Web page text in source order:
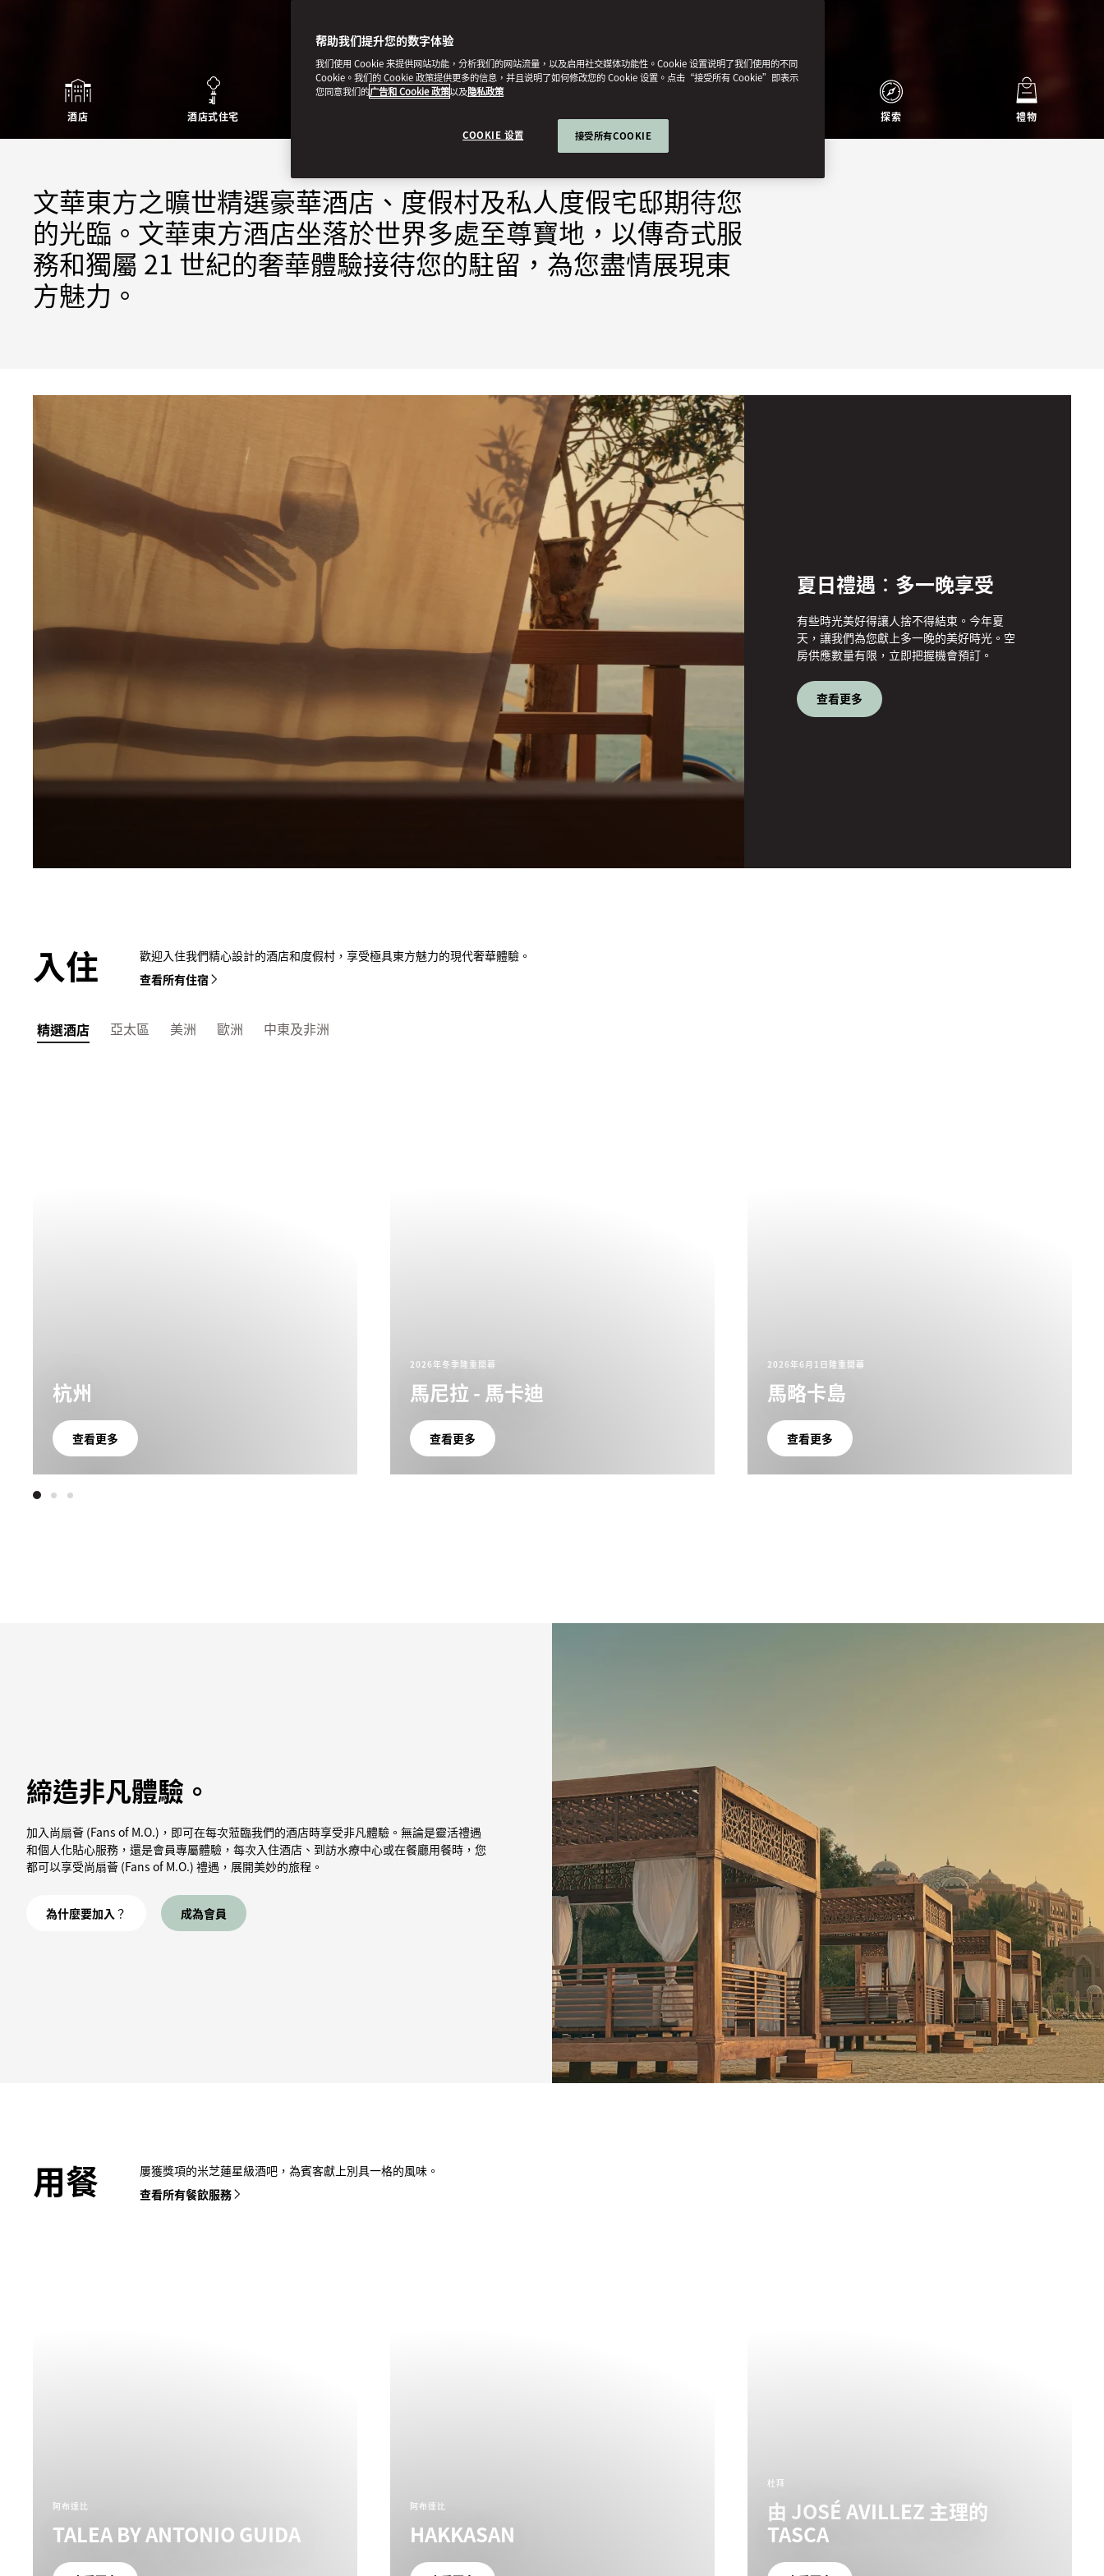
酒店 酒店式住宅 養生 探索 禮物
文華東方之曠世精選豪華酒店、度假村及私人度假宅邸期待您
的光臨。文華東方酒店坐落於世界多處至尊寶地，以傳奇式服
務和獨屬 21 世紀的奢華體驗接待您的駐留，為您盡情展現東
方魅力。
夏日禮遇：多一晚享受
有些時光美好得讓人捨不得結束。今年夏
天，讓我們為您獻上多一晚的美好時光。空
房供應數量有限，立即把握機會預訂。
查看更多
入住
歡迎入住我們精心設計的酒店和度假村，享受極具東方魅力的現代奢華體驗。
查看所有住宿
精選酒店 亞太區 美洲 歐洲 中東及非洲
杭州
查看更多
2026年冬季隆重開幕
馬尼拉 - 馬卡迪
查看更多
2026年6月1日隆重開幕
馬略卡島
查看更多
締造非凡體驗。
加入尚扇薈 (Fans of M.O.)，即可在每次蒞臨我們的酒店時享受非凡體驗。無論是靈活禮遇
和個人化貼心服務，還是會員專屬體驗，每次入住酒店、到訪水療中心或在餐廳用餐時，您
都可以享受尚扇薈 (Fans of M.O.) 禮遇，展開美妙的旅程。
為什麼要加入？ 成為會員
用餐
屢獲獎項的米芝蓮星級酒吧，為賓客獻上別具一格的風味。
查看所有餐飲服務
阿布達比
TALEA BY ANTONIO GUIDA
阿布達比
HAKKASAN
杜拜
由 JOSÉ AVILLEZ 主理的
TASCA
帮助我们提升您的数字体验
我们使用 Cookie 来提供网站功能，分析我们的网站流量，以及启用社交媒体功能性。Cookie 设置说明了我们使用的不同
Cookie。我们的 Cookie 政策提供更多的信息，并且说明了如何修改您的 Cookie 设置。点击“接受所有 Cookie”即表示
您同意我们的广告和 Cookie 政策以及隐私政策
COOKIE 设置 接受所有COOKIE